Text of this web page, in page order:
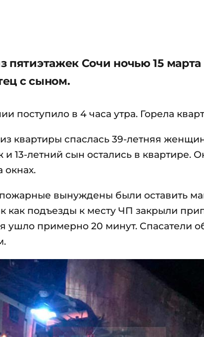
пятиэтажек Сочи ночью 15
с сыном.
поступило в 4 часа утра. Горела
квартиры спаслась 39-летняя
13-летний сын остались в квартире.
окнах.
вынуждены были оставить
как подъезды к месту ЧП закрыли
ушло примерно 20 минут. Спасатели